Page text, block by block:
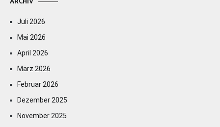
Juli 2026
Mai 2026
April 2026
März 2026
Februar 2026
Dezember 2025
November 2025